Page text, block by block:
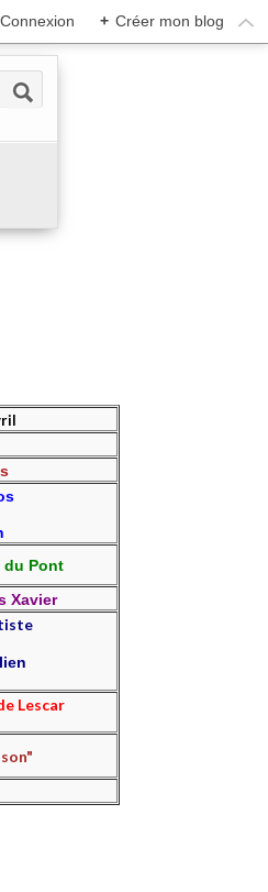
Connexion + Créer mon blog
du Pont
Xavier
Lescar